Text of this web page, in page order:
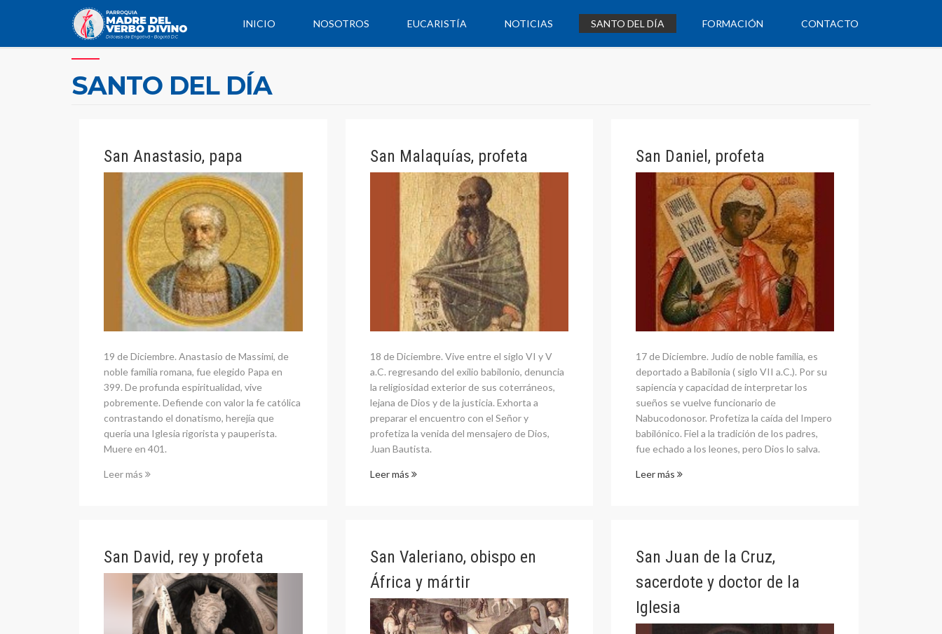
INICIO NOSOTROS EUCARISTÍA NOTICIAS SANTO DEL DÍA FORMACIÓN CONTACTO
SANTO DEL DÍA
San Anastasio, papa
19 de Diciembre. Anastasio de Massimi, de
noble familia romana, fue elegido Papa en
399. De profunda espiritualidad, vive
pobremente. Defiende con valor la fe católica
contrastando el donatismo, herejía que
quería una Iglesia rigorista y pauperista.
Muere en 401.
Leer más
San Malaquías, profeta
18 de Diciembre. Vive entre el siglo VI y V
a.C. regresando del exilio babilonio, denuncia
la religiosidad exterior de sus coterráneos,
lejana de Dios y de la justicia. Exhorta a
preparar el encuentro con el Señor y
profetiza la venida del mensajero de Dios,
Juan Bautista.
Leer más
San Daniel, profeta
17 de Diciembre. Judío de noble familia, es
deportado a Babilonia ( siglo VII a.C.). Por su
sapiencia y capacidad de interpretar los
sueños se vuelve funcionario de
Nabucodonosor. Profetiza la caída del Impero
babilónico. Fiel a la tradición de los padres,
fue echado a los leones, pero Dios lo salva.
Leer más
San David, rey y profeta
San Valeriano, obispo en
África y mártir
San Juan de la Cruz,
sacerdote y doctor de la
Iglesia